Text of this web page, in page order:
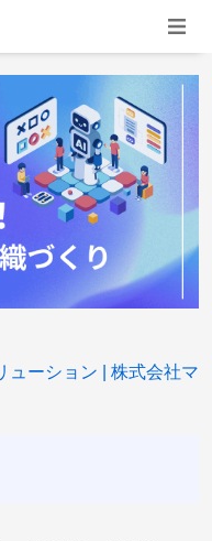
ナビ
ューション
株式会社マ